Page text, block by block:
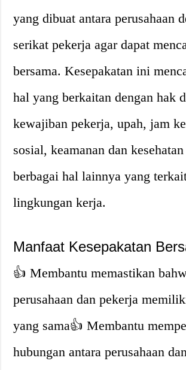
yang dibuat antara perusahaan
serikat pekerja agar dapat
bersama. Kesepakatan ini
hal yang berkaitan dengan hak
kewajiban pekerja, upah, jam
sosial, keamanan dan
berbagai hal lainnya yang
lingkungan kerja.
Manfaat Kesepakatan
👍 Membantu memastikan
perusahaan dan pekerja
yang sama👍 Membantu
hubungan antara perusahaan